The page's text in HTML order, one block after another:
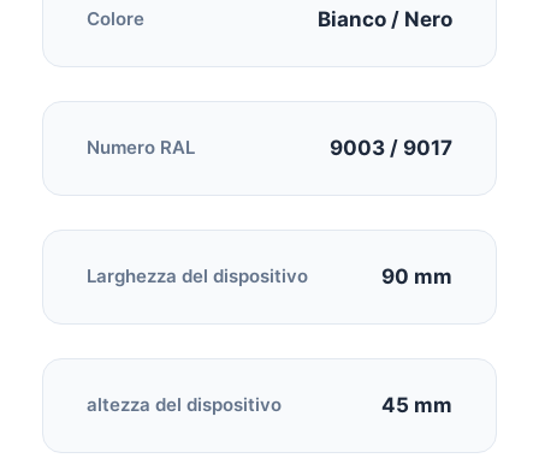
Colore Bianco / Nero
Numero RAL 9003 / 9017
Larghezza del dispositivo 90 mm
altezza del dispositivo 45 mm